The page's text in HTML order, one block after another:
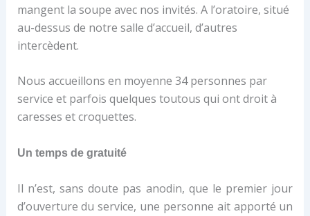
mangent la soupe avec nos invités. A l’oratoire, situé
au-dessus de notre salle d’accueil, d’autres
intercèdent.
Nous accueillons en moyenne 34 personnes par
service et parfois quelques toutous qui ont droit à
caresses et croquettes.
Un temps de gratuité
Il n’est, sans doute pas anodin, que le premier jour
d’ouverture du service, une personne ait apporté un